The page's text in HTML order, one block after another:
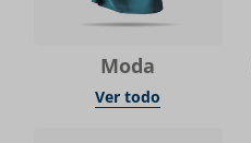
Moda
Ver todo